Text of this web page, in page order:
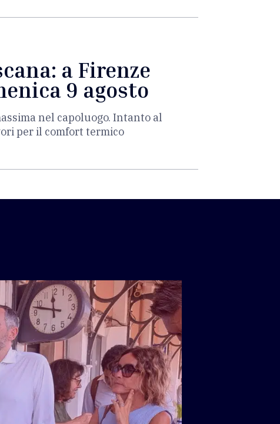
a Firenze
9 agosto
nel capoluogo. Intanto al
per il comfort termico